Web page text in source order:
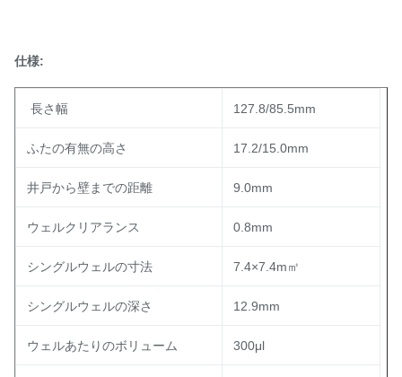
仕様:
長さ幅 127.8/85.5mm
ふたの有無の高さ 17.2/15.0mm
井戸から壁までの距離 9.0mm
ウェルクリアランス 0.8mm
シングルウェルの寸法 7.4×7.4m㎡
シングルウェルの深さ 12.9mm
ウェルあたりのボリューム 300μl